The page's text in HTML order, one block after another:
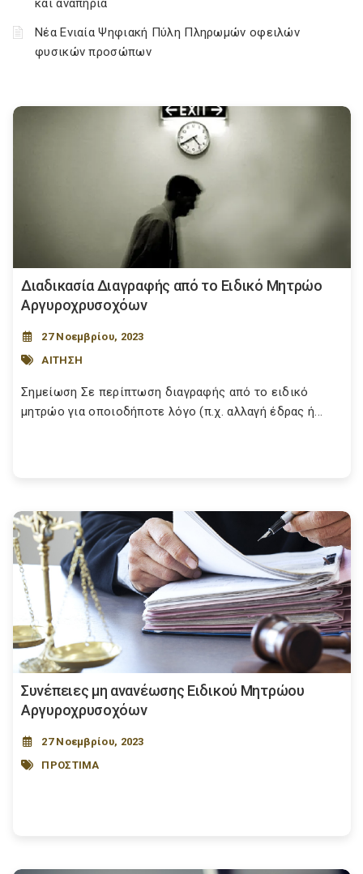
και αναπηρία
Νέα Ενιαία Ψηφιακή Πύλη Πληρωμών οφειλών
φυσικών προσώπων
Διαδικασία Διαγραφής από το Ειδικό Μητρώο
Αργυροχρυσοχόων
27 Νοεμβρίου, 2023
ΑΙΤΗΣΗ
Σημείωση Σε περίπτωση διαγραφής από το ειδικό
μητρώο για οποιοδήποτε λόγο (π.χ. αλλαγή έδρας ή...
Συνέπειες μη ανανέωσης Ειδικού Μητρώου
Αργυροχρυσοχόων
27 Νοεμβρίου, 2023
ΠΡΟΣΤΙΜΑ